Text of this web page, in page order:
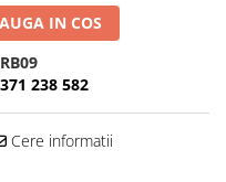
IN COS
238 582
Cere informatii